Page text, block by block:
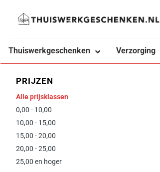
inhoud
Thuiswerkgeschenken Verzorging
PRIJZEN
Alle prijsklassen
0,00 - 10,00
10,00 - 15,00
15,00 - 20,00
20,00 - 25,00
25,00 en hoger